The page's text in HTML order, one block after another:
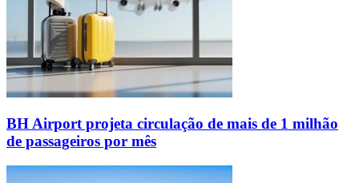
BH Airport projeta circulação de mais de 1 milhão
de passageiros por mês